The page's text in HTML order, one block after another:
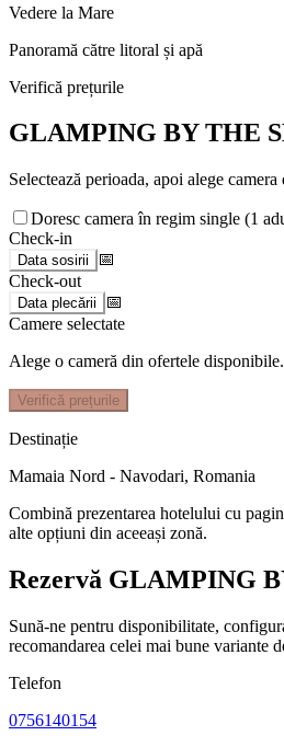
Vedere la Mare
Panoramă către litoral și apă
Verifică prețurile
GLAMPING BY THE
Selectează perioada, apoi alege camera
Doresc camera în regim single (1
Check-in
Data sosirii
📅
Check-out
Data plecării
📅
Camere selectate
Alege o cameră din ofertele disponibile.
Verifică prețurile
Destinație
Mamaia Nord - Navodari, Romania
Combină prezentarea hotelului cu
alte opțiuni din aceeași zonă.
Rezervă GLAMPING
Sună-ne pentru disponibilitate,
recomandarea celei mai bune variante
Telefon
0756140154